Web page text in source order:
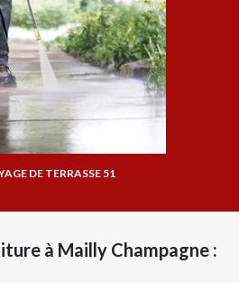
DE TERRASSE 51
à Mailly Champagne :